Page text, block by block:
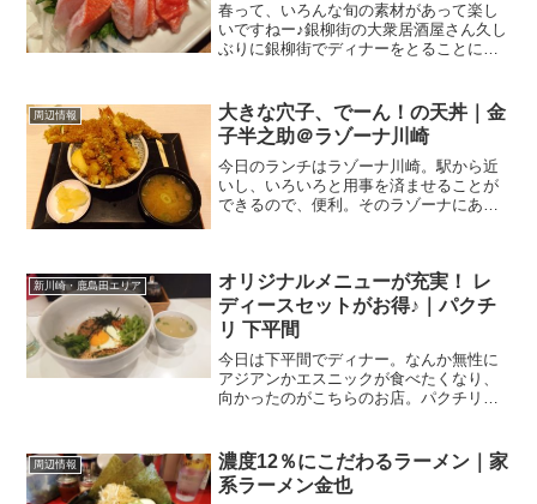
春って、いろんな旬の素材があって楽し
いですねー♪銀柳街の大衆居酒屋さん久し
ぶりに銀柳街でディナーをとることに。
ですかね、ここに広がるのが銀柳街。こ
の通りと、たちばな通り...
周辺情報
大きな穴子、でーん！の天丼｜金
子半之助＠ラゾーナ川崎
今日のランチはラゾーナ川崎。駅から近
いし、いろいろと用事を済ませることが
できるので、便利。そのラゾーナにある
イミング、お昼休み時...
新川崎・鹿島田エリア
オリジナルメニューが充実！ レ
ディースセットがお得♪｜パクチ
リ 下平間
今日は下平間でディナー。なんか無性に
アジアンかエスニックが食べたくなり、
向かったのがこちらのお店。パクチリ関
409号線）が交差する下平間の交差点の角
にあるタイ料理の...
周辺情報
濃度12％にこだわるラーメン｜家
系ラーメン金也